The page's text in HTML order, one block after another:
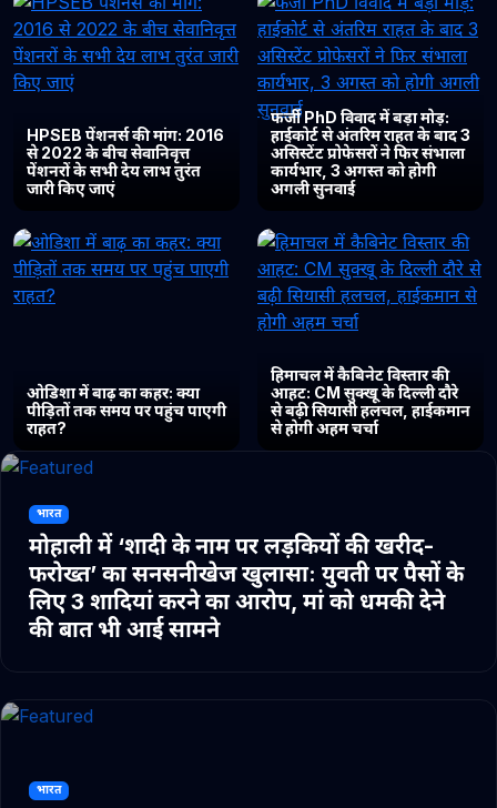
HPSEB पेंशनर्स की मांग: 2016
से 2022 के बीच सेवानिवृत्त
पेंशनरों के सभी देय लाभ तुरंत
जारी किए जाएं
फर्जी PhD विवाद में बड़ा मोड़:
हाईकोर्ट से अंतरिम राहत के बाद 3
असिस्टेंट प्रोफेसरों ने फिर संभाला
कार्यभार, 3 अगस्त को होगी
अगली सुनवाई
ओडिशा में बाढ़ का कहर: क्या
पीड़ितों तक समय पर पहुंच पाएगी
राहत?
हिमाचल में कैबिनेट विस्तार की
आहट: CM सुक्खू के दिल्ली दौरे
से बढ़ी सियासी हलचल, हाईकमान
से होगी अहम चर्चा
भारत
मोहाली में ‘शादी के नाम पर लड़कियों की खरीद-
फरोख्त’ का सनसनीखेज खुलासा: युवती पर पैसों के
लिए 3 शादियां करने का आरोप, मां को धमकी देने
की बात भी आई सामने
भारत